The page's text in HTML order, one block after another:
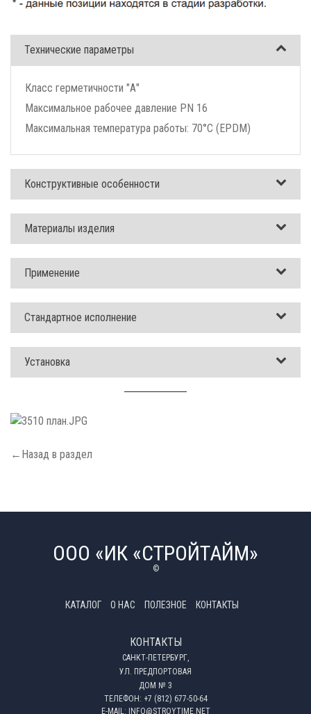
Технические параметры
Класс герметичности "А"
Максимальное рабочее давление PN 16
Максимальная температура работы: 70°C (EPDM)
Конструктивные особенности
Материалы изделия
Применение
Стандартное исполнение
Установка
←Назад в раздел
ООО «ИК «СТРОЙТАЙМ»
©
КАТАЛОГ О НАС ПОЛЕЗНОЕ КОНТАКТЫ
КОНТАКТЫ
САНКТ-ПЕТЕРБУРГ,
УЛ. ПРЕДПОРТОВАЯ
ДОМ № 3
ТЕЛЕФОН: +7 (812) 677-50-64
E-MAIL: INFO@STROYTIME.NET